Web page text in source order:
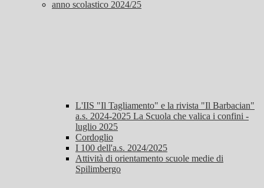
anno scolastico 2024/25
L'IIS "Il Tagliamento" e la rivista "Il Barbacian"
a.s. 2024-2025 La Scuola che valica i confini -
luglio 2025
Cordoglio
I 100 dell'a.s. 2024/2025
Attività di orientamento scuole medie di
Spilimbergo